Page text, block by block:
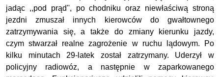
jadąc ,,pod prąd'', po chodniku oraz niewłaściwą stroną
jezdni zmuszał innych kierowców do gwałtownego
zatrzymywania się, a także do zmiany kierunku jazdy,
czym stwarzał realne zagrożenie w ruchu lądowym. Po
kilku minutach 29-latek został zatrzymany. Uderzył w
policyjny radiowóz, a następnie w zaparkowanego